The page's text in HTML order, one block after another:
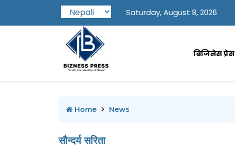
Saturday, August 8, 2026
बिजिनेस प्रेस
Home News
सौन्दर्य सरिता